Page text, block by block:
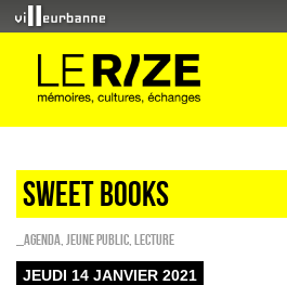
Sweet Books
_Agenda Jeune public Lecture
JEUDI 14 JANVIER 2021